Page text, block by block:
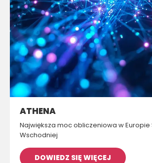
ATHENA
Największa moc obliczeniowa w
Wschodniej
DOWIEDZ SIĘ WIĘCEJ